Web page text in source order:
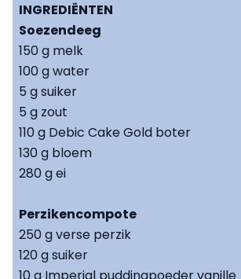
INGREDIËNTEN
Soezendeeg
150 g melk
100 g water
5 g suiker
5 g zout
110 g Debic Cake Gold boter
130 g bloem
280 g ei
Perzikencompote
250 g verse perzik
120 g suiker